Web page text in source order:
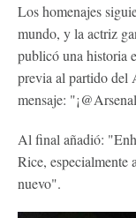
Los homenajes
mundo, y la actriz
publicó una historia
previa al partido del
mensaje:
Al final añadió:
Rice,
nuevo".